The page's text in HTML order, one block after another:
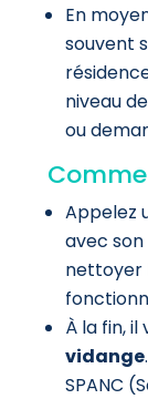
En
souvent
niveau
ou
Appelez
avec
nettoyer
À la fin,
vidange
SPANC